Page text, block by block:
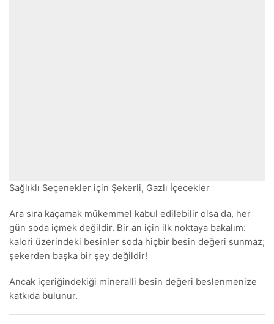
Sağlıklı Seçenekler için Şekerli, Gazlı İçecekler
Ara sıra kaçamak mükemmel kabul edilebilir olsa da, her
gün soda içmek değildir. Bir an için ilk noktaya bakalım:
kalori üzerindeki besinler soda hiçbir besin değeri sunmaz;
şekerden başka bir şey değildir!
Ancak içeriğindekiği mineralli besin değeri beslenmenize
katkıda bulunur.